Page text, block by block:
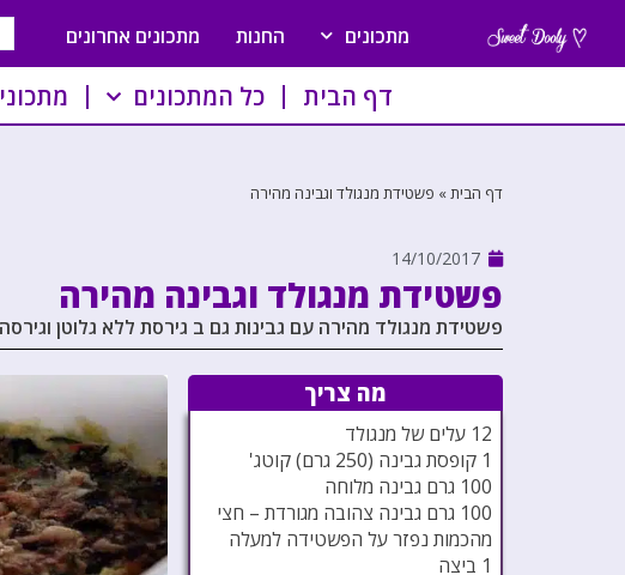
מתכונים החנות מתכונים אחרונים
דף הבית כל המתכונים מתכונים
דף הבית» פשטידת מנגולד וגבינה מהירה
14/10/2017
פשטידת מנגולד וגבינה מהירה
פשטידת מנגולד מהירה עם גבינות גם ב גירסת ללא גלוטן
מה צריך
12 עלים של מנגולד
1 קופסת גבינה (250 גרם) קוטג'
100 גרם גבינה מלוחה
100 גרם גבינה צהובה מגורדת – חצי
מהכמות נפזר על הפשטידה למעלה
1 ביצה